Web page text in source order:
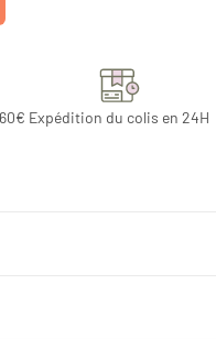
Expédition du colis en 24H